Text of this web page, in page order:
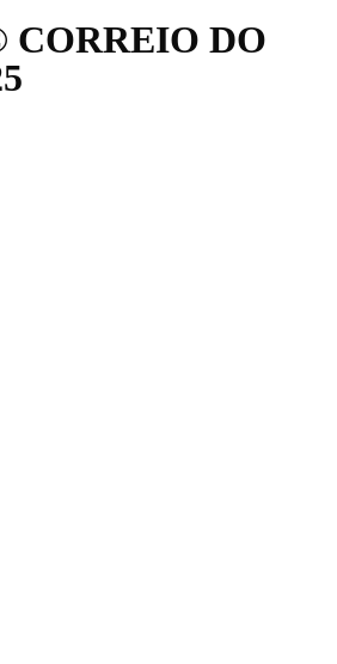
CORREIO DO